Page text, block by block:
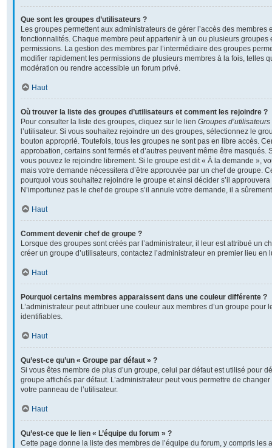
Que sont les groupes d’utilisateurs ?
Les groupes permettent aux administrateurs de gérer l’accès des membres
fonctionnalités. Chaque membre peut appartenir à un ou plusieurs groupes
permissions. La gestion des membres par l’intermédiaire des groupes
modifier rapidement les permissions de plusieurs membres à la fois, telles
modération ou rendre accessible un forum privé.
Haut
Où trouver la liste des groupes d’utilisateurs et comment les rejoindre ?
Pour consulter la liste des groupes, cliquez sur le lien Groupes d’utilisateurs
l’utilisateur. Si vous souhaitez rejoindre un des groupes, sélectionnez le
bouton approprié. Toutefois, tous les groupes ne sont pas en libre accès.
approbation, certains sont fermés et d’autres peuvent même être masqués.
vous pouvez le rejoindre librement. Si le groupe est dit « À la demande »,
mais votre demande nécessitera d’être approuvée par un chef de groupe.
pourquoi vous souhaitez rejoindre le groupe et ainsi décider s’il
N’importunez pas le chef de groupe s’il annule votre demande, il a
Haut
Comment devenir chef de groupe ?
Lorsque des groupes sont créés par l’administrateur, il leur est attribué un
créer un groupe d’utilisateurs, contactez l’administrateur en premier lieu
Haut
Pourquoi certains membres apparaissent dans une couleur différente ?
L’administrateur peut attribuer une couleur aux membres d’un groupe pour
identifiables.
Haut
Qu’est-ce qu’un « Groupe par défaut » ?
Si vous êtes membre de plus d’un groupe, celui par défaut est utilisé pour
groupe affichés par défaut. L’administrateur peut vous permettre de
votre panneau de l’utilisateur.
Haut
Qu’est-ce que le lien « L’équipe du forum » ?
Cette page donne la liste des membres de l’équipe du forum, y compris les